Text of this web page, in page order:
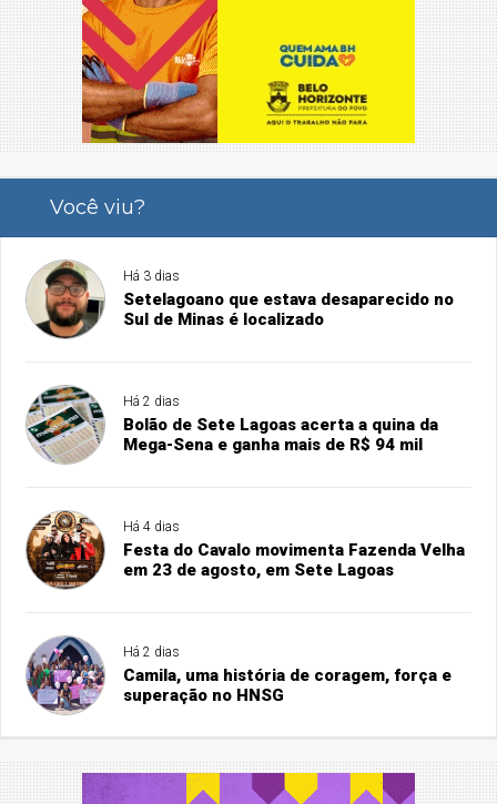
Você viu?
Há 3 dias
Setelagoano que estava desaparecido no
Sul de Minas é localizado
Há 2 dias
Bolão de Sete Lagoas acerta a quina da
Mega-Sena e ganha mais de R$ 94 mil
Há 4 dias
Festa do Cavalo movimenta Fazenda Velha
em 23 de agosto, em Sete Lagoas
Há 2 dias
Camila, uma história de coragem, força e
superação no HNSG